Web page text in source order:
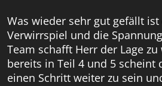
Was wieder sehr gut gefällt
Verwirrspiel und die
Team schafft Herr der Lage
bereits in Teil 4 und 5 scheint
einen Schritt weiter zu sein